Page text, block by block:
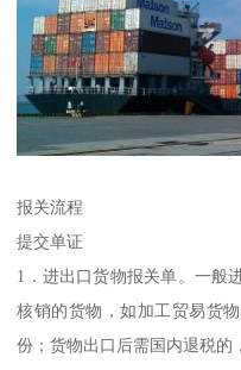
报关流程
提交单证
1．进出口货物报关单。一般
核销的货物，如加工贸易货
份；货物出口后需国内退税的